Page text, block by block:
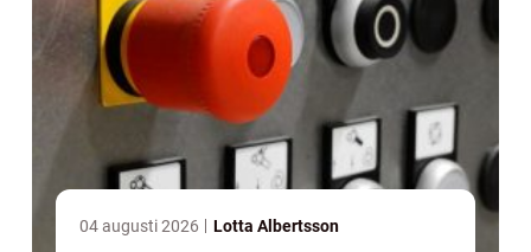
04 augusti 2026 Lotta Albertsson